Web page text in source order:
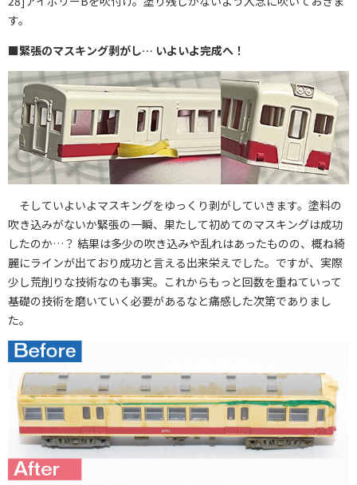
す。
■緊張のマスキング剥がし… いよいよ完成へ！
そしていよいよマスキングをゆっくり剥がしていきます。塗料の
吹き込みがないか緊張の一瞬、果たして初めてのマスキングは成功
したのか…？ 結果は多少の吹き込みや乱れはあったものの、概ね綺
麗にラインが出ており成功と言える出来栄えでした。ですが、実際
少し荒削りな技術なのも事実。これからもっと回数を重ねていって
基礎の技術を磨いていく必要があるなと痛感した次第でありまし
た。